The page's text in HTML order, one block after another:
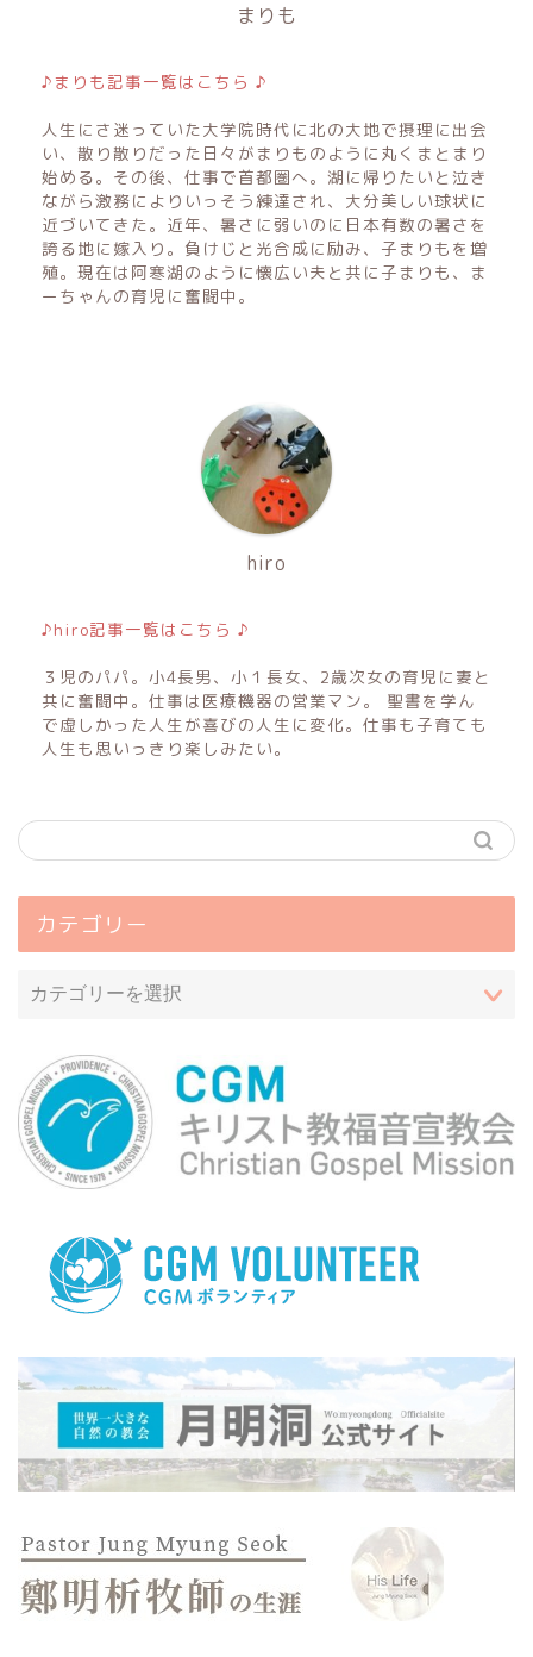
まりも
♪まりも記事一覧はこちら ♪
人生にさ迷っていた大学院時代に北の大地で摂理に出会
い、散り散りだった日々がまりものように丸くまとまり
始める。その後、仕事で首都圏へ。湖に帰りたいと泣き
ながら激務によりいっそう練達され、大分美しい球状に
近づいてきた。近年、暑さに弱いのに日本有数の暑さを
誇る地に嫁入り。負けじと光合成に励み、子まりもを増
殖。現在は阿寒湖のように懐広い夫と共に子まりも、ま
ーちゃんの育児に奮闘中。
hiro
♪hiro記事一覧はこちら ♪
３児のパパ。小4長男、小１長女、2歳次女の育児に妻と
共に奮闘中。仕事は医療機器の営業マン。 聖書を学ん
で虚しかった人生が喜びの人生に変化。仕事も子育ても
人生も思いっきり楽しみたい。
カテゴリー